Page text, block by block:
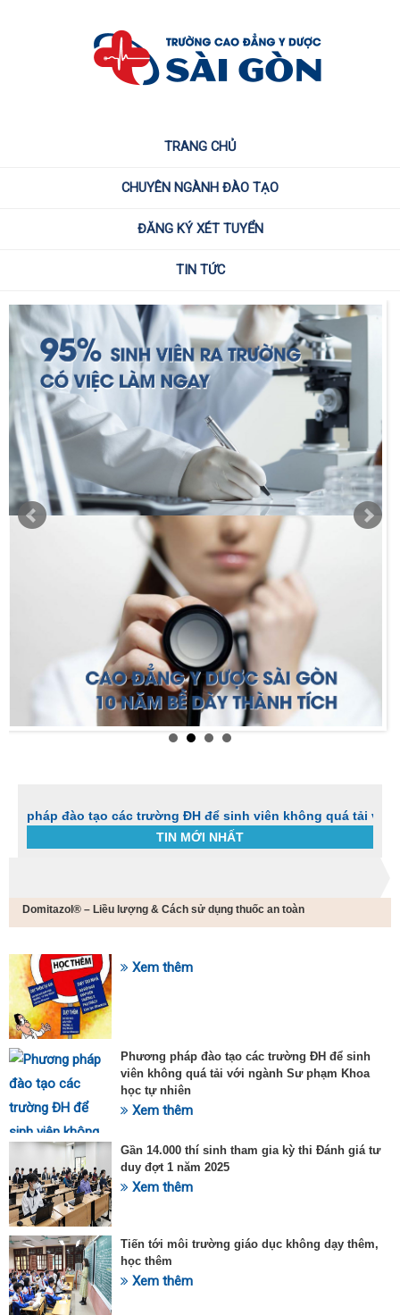
TRANG CHỦ
CHUYÊN NGÀNH ĐÀO TẠO
ĐĂNG KÝ XÉT TUYỂN
TIN TỨC
đào tạo các trường ĐH để sinh viên không quá tải với ngành
TIN MỚI NHẤT
Domitazol® – Liều lượng & Cách sử dụng thuốc an toàn
SỰ KIỆN HOT Xem thêm
Phương pháp đào tạo các trường ĐH để sinh
viên không quá tải với ngành Sư phạm Khoa
học tự nhiên
Xem thêm
Gần 14.000 thí sinh tham gia kỳ thi Đánh giá tư
duy đợt 1 năm 2025
Xem thêm
Tiến tới môi trường giáo dục không dạy thêm,
học thêm
Xem thêm